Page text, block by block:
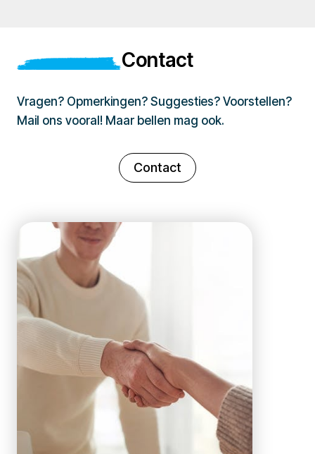
Contact
Vragen? Opmerkingen? Suggesties? Voorstellen?
Mail ons vooral! Maar bellen mag ook.
Contact